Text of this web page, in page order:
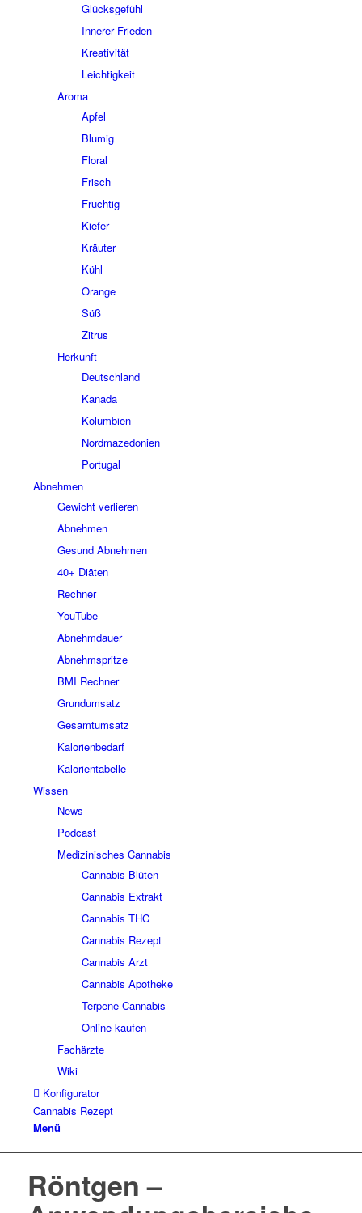
Glücksgefühl
Innerer Frieden
Kreativität
Leichtigkeit
Aroma
Apfel
Blumig
Floral
Frisch
Fruchtig
Kiefer
Kräuter
Kühl
Orange
Süß
Zitrus
Herkunft
Deutschland
Kanada
Kolumbien
Nordmazedonien
Portugal
Abnehmen
Gewicht verlieren
Abnehmen
Gesund Abnehmen
40+ Diäten
Rechner
YouTube
Abnehmdauer
Abnehmspritze
BMI Rechner
Grundumsatz
Gesamtumsatz
Kalorienbedarf
Kalorientabelle
Wissen
News
Podcast
Medizinisches Cannabis
Cannabis Blüten
Cannabis Extrakt
Cannabis THC
Cannabis Rezept
Cannabis Arzt
Cannabis Apotheke
Terpene Cannabis
Online kaufen
Fachärzte
Wiki
Konfigurator
Cannabis Rezept
Menü
Röntgen –